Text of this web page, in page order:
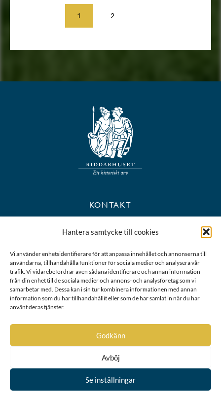
Hantera samtycke till cookies
Vi använder enhetsidentifierare för att anpassa innehållet och annonserna till
användarna, tillhandahålla funktioner för sociala medier och analysera vår
trafik. Vi vidarebefordrar även sådana identifierare och annan information
från din enhet till de sociala medier och annons- och analysföretag som vi
samarbetar med. Dessa kan i sin tur kombinera informationen med annan
information som du har tillhandahållit eller som de har samlat in när du har
använt deras tjänster.
Godkänn
Avböj
Se inställningar
1 2
KONTAKT
BESÖKS- OCH POSTADRESS
Riddarhustorget 10
Karta